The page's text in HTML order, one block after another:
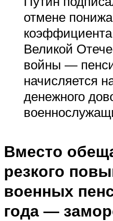
отмене
Великой
войны —
начисляется
денежного
Вместо
резкого
военных
года —